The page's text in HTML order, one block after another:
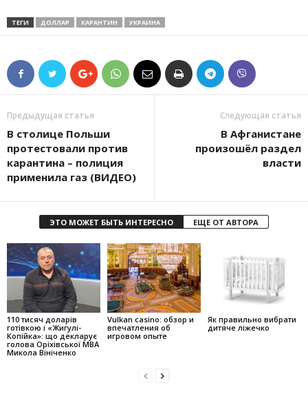
ТЕГИ ДОЛЛАР КАРАНТИН УКРАИНА
Предыдущая статья
В столице Польши
протестовали против
карантина – полиция
применила газ (ВИДЕО)
Следующая статья
В Афганистане
произошёл раздел
власти
ЭТО МОЖЕТ БЫТЬ ИНТЕРЕСНО ЕЩЕ ОТ АВТОРА
110 тисяч доларів
готівкою і «Жигулі-
Копійка»: що декларує
голова Оріхівської МВА
Микола Вініченко
Vulkan casino: обзор и
впечатления об
игровом опыте
Як правильно вибрати
дитяче ліжечко